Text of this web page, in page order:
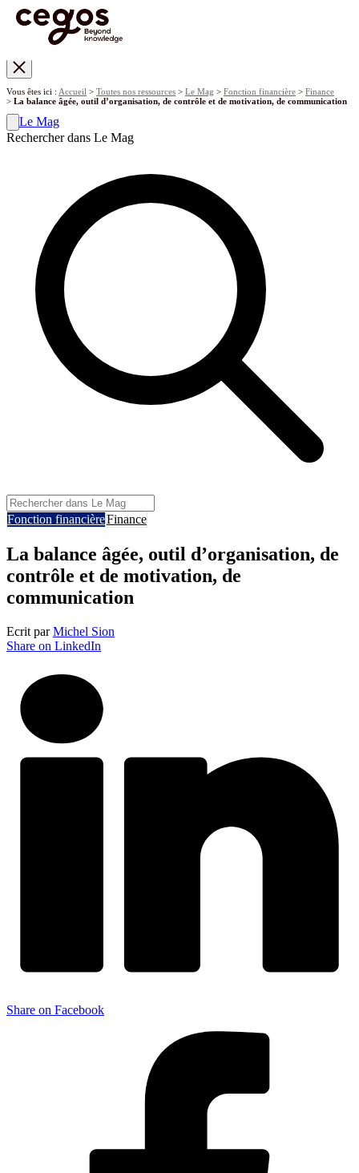
Vous êtes ici : Accueil > Toutes nos ressources > Le Mag > Fonction financière > Finance
> La balance âgée, outil d’organisation, de contrôle et de motivation, de communication
Le Mag
Rechercher dans Le Mag
Fonction financièreFinance
La balance âgée, outil d’organisation, de
contrôle et de motivation, de
communication
Ecrit parMichel Sion
Share on LinkedIn
Share on Facebook